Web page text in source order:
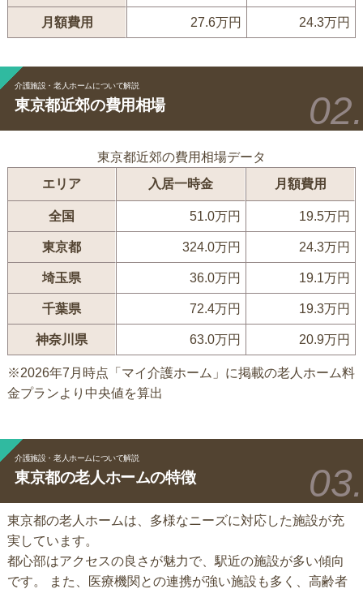
月額費用 27.6万円 24.3万円
介護施設・老人ホームについて解説
東京都近郊の費用相場
東京都近郊の費用相場データ
エリア
入居一時金 月額費用
全国 51.0万円 19.5万円
東京都 324.0万円 24.3万円
埼玉県 36.0万円 19.1万円
千葉県 72.4万円 19.3万円
神奈川県 63.0万円 20.9万円
※2026年7月時点「マイ介護ホーム」に掲載の老人ホーム料
金プランより中央値を算出
介護施設・老人ホームについて解説
東京都の老人ホームの特徴
東京都の老人ホームは、多様なニーズに対応した施設が充
実しています。
都心部はアクセスの良さが魅力で、駅近の施設が多い傾向
です。 また、医療機関との連携が強い施設も多く、高齢者